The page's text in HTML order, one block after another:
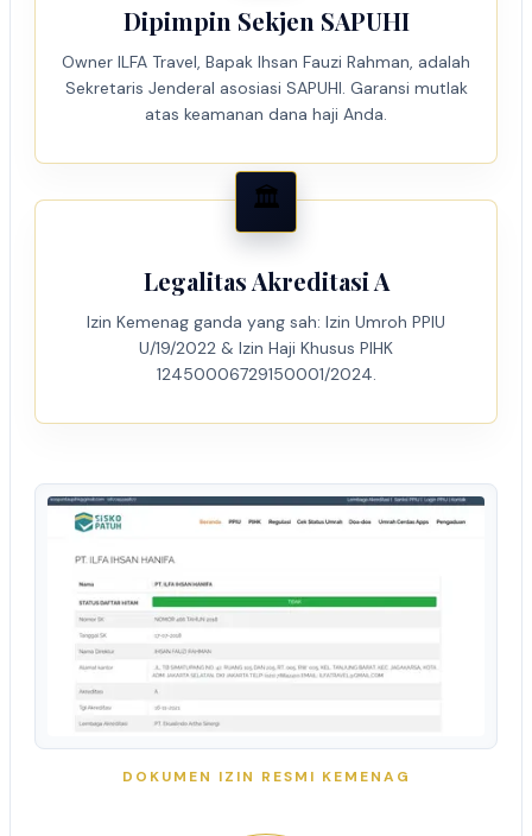
Dipimpin Sekjen SAPUHI
Owner ILFA Travel, Bapak Ihsan Fauzi Rahman, adalah
Sekretaris Jenderal asosiasi SAPUHI. Garansi mutlak
atas keamanan dana haji Anda.
🏛️
Legalitas Akreditasi A
Izin Kemenag ganda yang sah: Izin Umroh PPIU
U/19/2022 & Izin Haji Khusus PIHK
12450006729150001/2024.
DOKUMEN IZIN RESMI KEMENAG